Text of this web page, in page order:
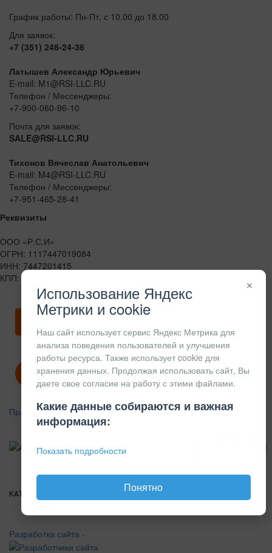
График работы: Пн-Пт, с 10.00 до 18.00
Для заявок:
+7 (351) 248-24-36
Латышев Александр Юрьевич
E-mail: M1@RSI-LLC.RU
Телефон / Мессенджеры:
+7-900-060-96-10
Почта для заявок:
SALE@RSI-LLC.RU
Тихонов Вячеслав Анатольевич
E-mail: M4@RSI-LLC.RU
Телефон / Мессенджеры:
+7-951-465-28-41
Реквизиты
ООО «Р.С.И»
ОГРН: 1117447019084
ИНН: 7447201415
КПП: 744701001
Скачать карточку предприятия
Политика конфиденциальности
Правила возврата
КОНСТРУКЦИОННЫЙ
КАТАЛОГ ВАКАНСИИ
Разработка сайта -
×
Использование Яндекс
Метрики и cookie
Наш сайт использует сервис Яндекс Метрика для
анализа поведения пользователей и улучшения
работы ресурса. Также использует cookie для
хранения данных. Продолжая использовать сайт, Вы
даете свое согласие на работу с этими файлами.
Какие данные собираются и важная
информация:
Показать подробности
Понятно